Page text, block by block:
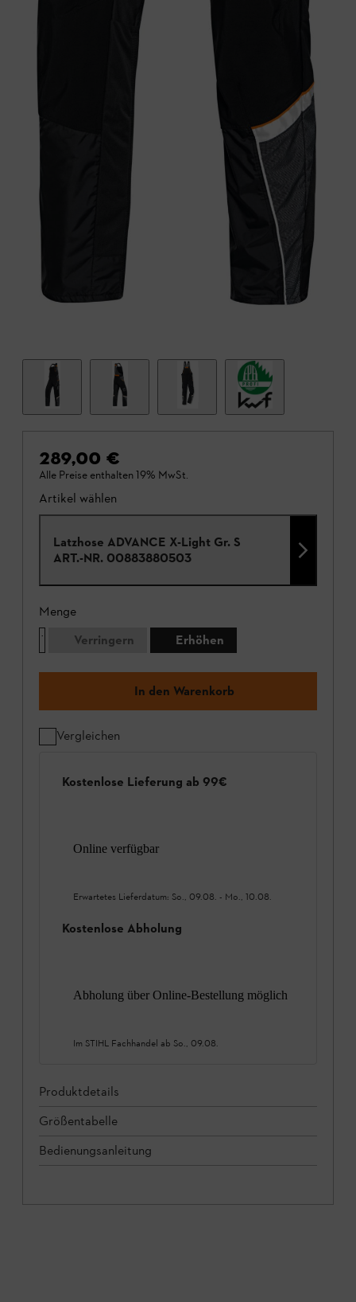
289,00 €
Alle Preise enthalten 19% MwSt.
Artikel wählen
Latzhose ADVANCE X-Light Gr. S
ART.-NR. 00883880503
Menge
Verringern
Erhöhen
In den Warenkorb
Vergleichen
Kostenlose Lieferung ab 99€
Online verfügbar
Erwartetes Lieferdatum: So., 09.08. - Mo., 10.08.
Kostenlose Abholung
Abholung über Online-Bestellung möglich
Im STIHL Fachhandel ab So., 09.08.
Produktdetails
Größentabelle
Bedienungsanleitung